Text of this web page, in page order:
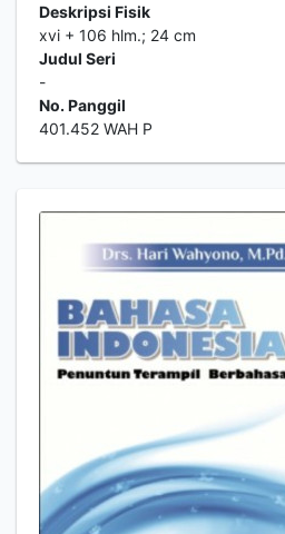
Deskripsi Fisik
xvi + 106 hlm.; 24 cm
Judul Seri
-
No. Panggil
401.452 WAH P